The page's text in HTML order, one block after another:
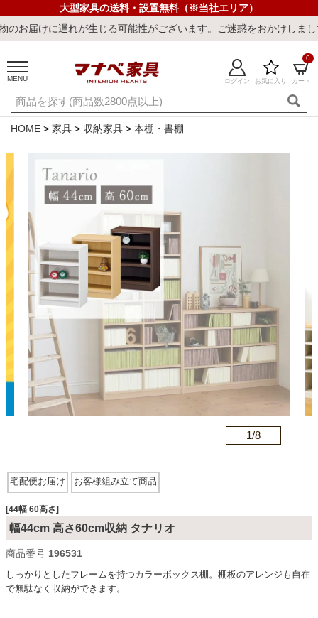
大型家具の送料・設置無料（※当社エリア）
が生じる可能性がございます。ご迷惑をおかけしまして誠に申し訳
MENU ログイン お気に入り カート
0
ご利用ガイド 新規会員登録
店舗一覧 閲覧履歴
キーワード・商品番号で探す
最短発送 冷感ラグ ワークデスク
カテゴリから探す
ソファ
ダイニングテーブル・セット
椅子・チェア
HOME 家具 収納家具 本棚・書棚
1/8
宅配便お届け お客様組み立て商品
[44幅 60高さ]
幅44cm 高さ60cm収納 タナリオ
商品番号 196531
しっかりとしたフレームを持つカラーボックス棚。棚板のアレンジも自在
で無駄なく収納ができます。